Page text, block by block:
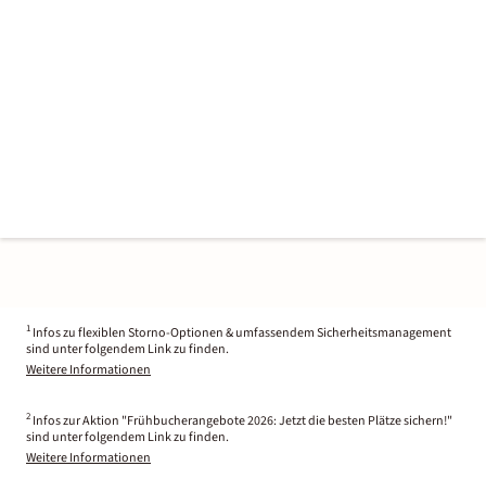
1 Infos zu flexiblen Storno-Optionen & umfassendem Sicherheitsmanagement
sind unter folgendem Link zu finden.
Weitere Informationen
2 Infos zur Aktion "Frühbucherangebote 2026: Jetzt die besten Plätze sichern!"
sind unter folgendem Link zu finden.
Weitere Informationen